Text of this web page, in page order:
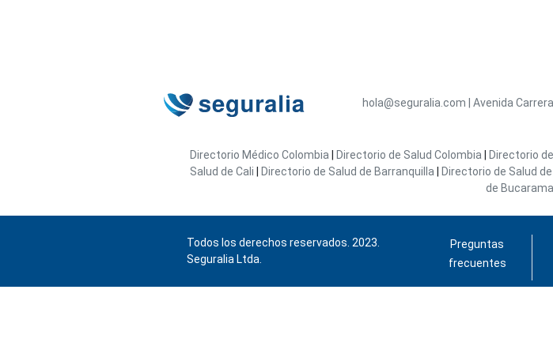
hola@seguralia.com Avenida
Directorio Médico Colombia Directorio de Salud Colombia Directorio
Salud de Cali
Directorio de Salud de Barranquilla Directorio de Salud
de
Todos los derechos reservados. 2023.
Seguralia Ltda.
Preguntas
frecuentes